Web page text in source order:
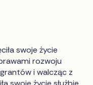
swoje życie
rozwoju
i walcząc z